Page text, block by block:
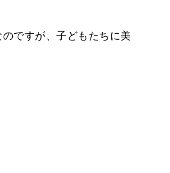
ですが、子どもたちに美